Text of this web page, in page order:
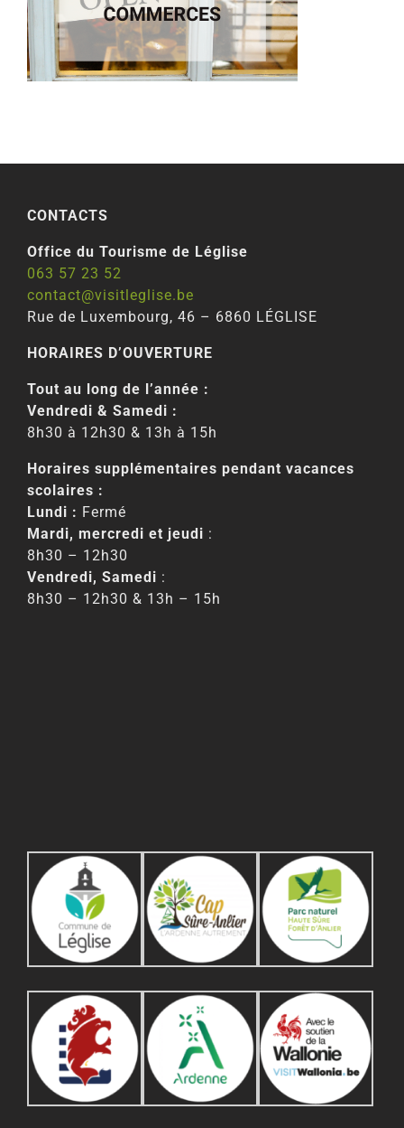
CONTACTS
Office du Tourisme de Léglise
063 57 23 52
contact@visitleglise.be
Rue de Luxembourg, 46 – 6860 LÉGLISE
HORAIRES D’OUVERTURE
Tout au long de l’année :
Vendredi & Samedi :
8h30 à 12h30 & 13h à 15h
Horaires supplémentaires pendant vacances
scolaires :
Lundi : Fermé
Mardi, mercredi et jeudi :
8h30 – 12h30
Vendredi, Samedi :
8h30 – 12h30 & 13h – 15h